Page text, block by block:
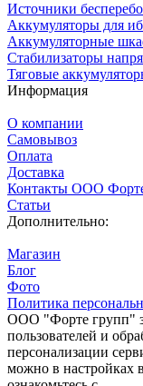
Источники
Аккумуляторы для
Аккумуляторные
Стабилизаторы
Тяговые
Информация
О компании
Самовывоз
Оплата
Доставка
Контакты ООО
Статьи
Дополнительно:
Магазин
Блог
Фото
Политика
ООО "Форте групп"
пользователей и
персонализации
можно в настройках